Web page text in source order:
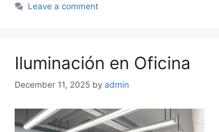
Leave a comment
Iluminación en Oficina
December 11, 2025 by admin